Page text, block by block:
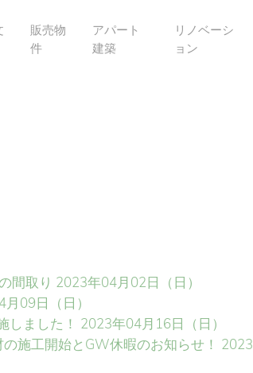
販売物
件
アパート
建築
リノベーシ
ョン
間取り 2023年04月02日（日）
09日（日）
ました！ 2023年04月16日（日）
施工開始とGW休暇のお知らせ！ 2023